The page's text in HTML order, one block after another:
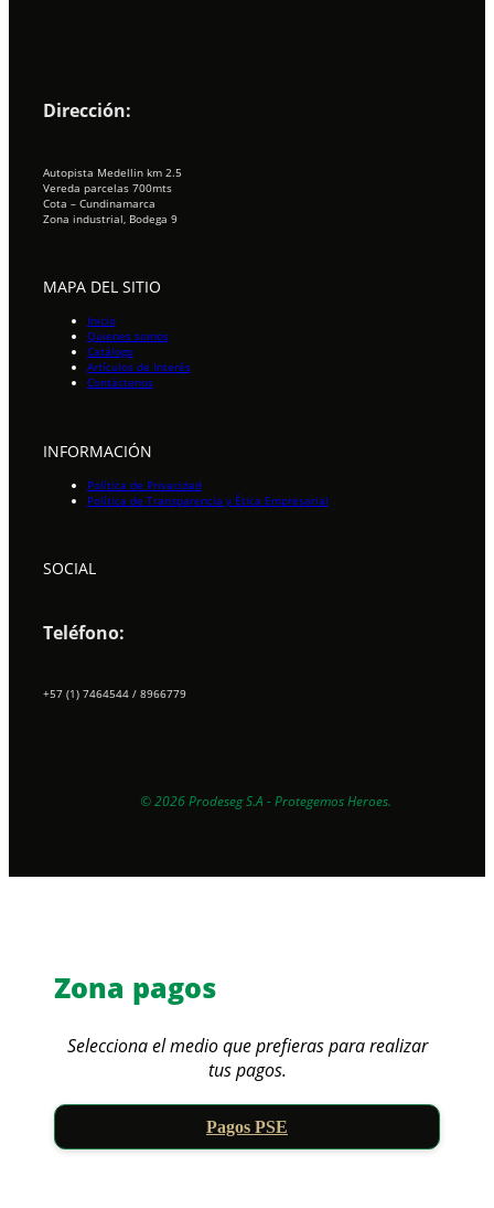
Dirección:
Autopista Medellin km 2.5
Vereda parcelas 700mts
Cota – Cundinamarca
Zona industrial, Bodega 9
MAPA DEL SITIO
Inicio
Quienes somos
Catálogo
Artículos de Interés
Contáctenos
INFORMACIÓN
Política de Privacidad
Política de Transparencia y Ética Empresarial
SOCIAL
Teléfono:
+57 (1) 7464544 / 8966779
© 2026 Prodeseg S.A - Protegemos Heroes.
Zona pagos
Selecciona el medio que prefieras para realizar
tus pagos.
Pagos PSE